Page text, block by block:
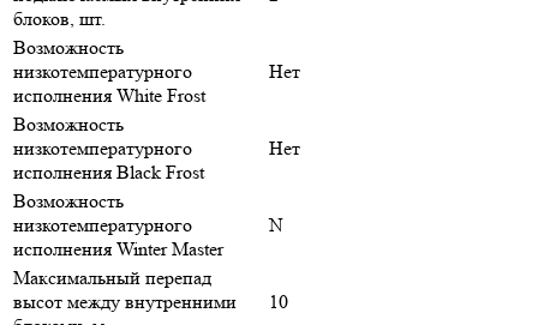
блоков, шт.
Возможность
низкотемпературного
исполнения White Frost
Нет
Возможность
низкотемпературного
исполнения Black Frost
Нет
Возможность
низкотемпературного
исполнения Winter Master
N
Максимальный перепад
высот между внутренними
10